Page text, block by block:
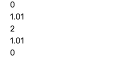
0
1.01
2
1.01
0